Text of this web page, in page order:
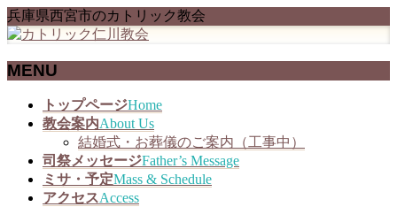
兵庫県西宮市のカトリック教会
MENU
トップページHome
教会案内About Us
結婚式・お葬儀のご案内（工事中）
司祭メッセージFather’s Message
ミサ・予定Mass & Schedule
アクセスAccess